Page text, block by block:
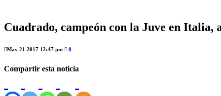
Cuadrado, campeón con la Juve en
May 21 2017 12:47 pm 0
Compartir esta noticia